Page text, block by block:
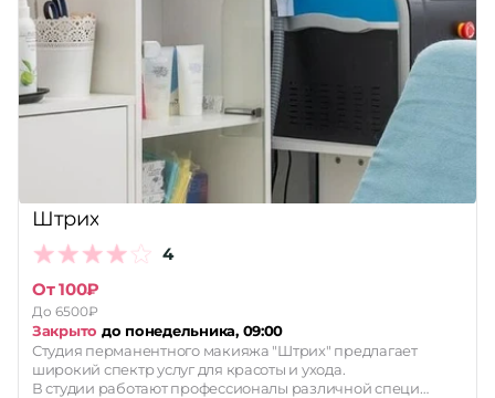
Штрих
4
От 100₽
До 6500₽
Закрыто до понедельника, 09:00
Студия перманентного макияжа "Штрих" предлагает
широкий спектр услуг для красоты и ухода.
В студии работают профессионалы различной специ…